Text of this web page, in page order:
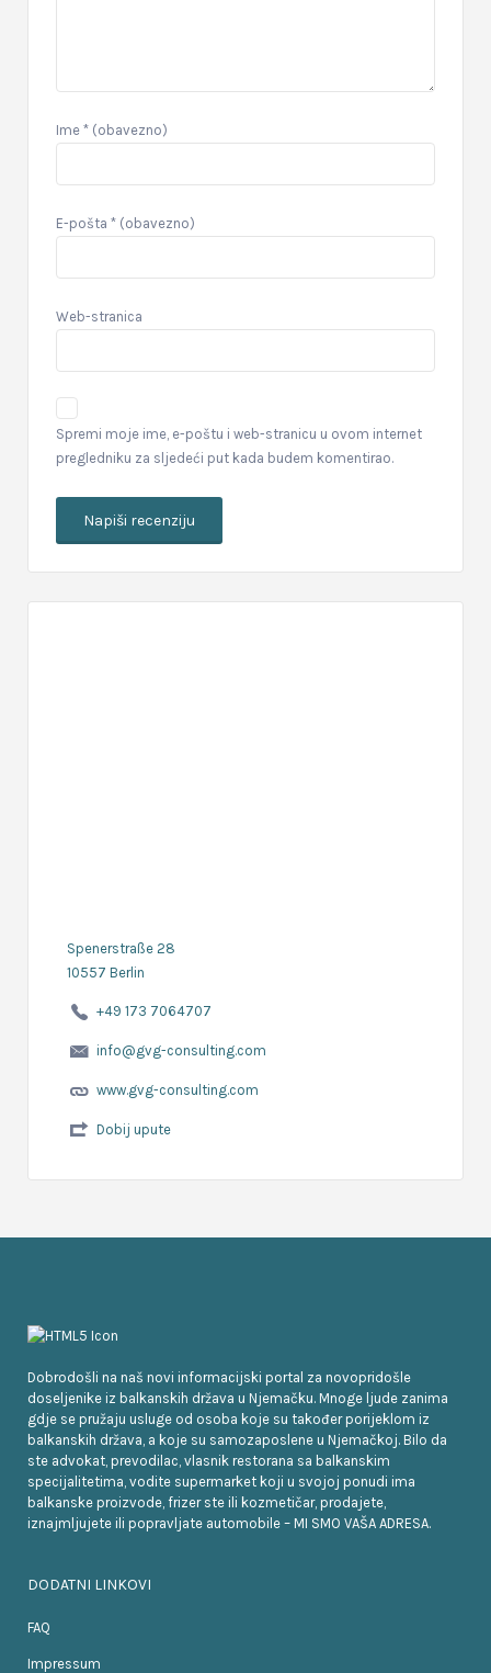
Ime * (obavezno)
E-pošta * (obavezno)
Web-stranica
Spremi moje ime, e-poštu i web-stranicu u ovom internet
pregledniku za sljedeći put kada budem komentirao.
Spenerstraße 28
10557 Berlin
+49 173 7064707
info@gvg-consulting.com
www.gvg-consulting.com
Dobij upute
Dobrodošli na naš novi informacijski portal za novopridošle
doseljenike iz balkanskih država u Njemačku. Mnoge ljude zanima
gdje se pružaju usluge od osoba koje su također porijeklom iz
balkanskih država, a koje su samozaposlene u Njemačkoj. Bilo da
ste advokat, prevodilac, vlasnik restorana sa balkanskim
specijalitetima, vodite supermarket koji u svojoj ponudi ima
balkanske proizvode, frizer ste ili kozmetičar, prodajete,
iznajmljujete ili popravljate automobile – MI SMO VAŠA ADRESA.
DODATNI LINKOVI
FAQ
Impressum